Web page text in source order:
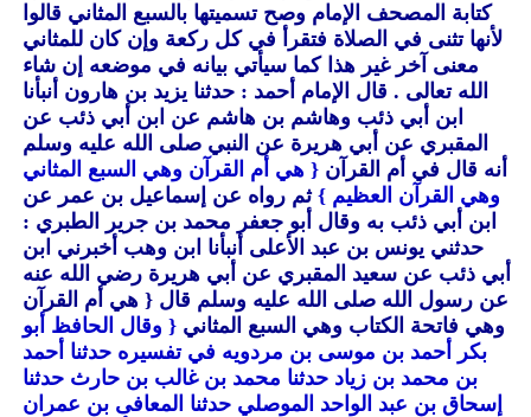
كتابة المصحف الإمام وصح تسميتها بالسبع المثاني قالوا
لأنها تثنى في الصلاة فتقرأ في كل ركعة وإن كان للمثاني
معنى آخر غير هذا كما سيأتي بيانه في موضعه إن شاء
الله تعالى . قال الإمام أحمد : حدثنا يزيد بن هارون أنبأنا
ابن أبي ذئب وهاشم بن هاشم عن ابن أبي ذئب عن
المقبري عن أبي هريرة عن النبي صلى الله عليه وسلم
أنه قال في أم القرآن { هي أم القرآن وهي السبع المثاني
وهي القرآن العظيم } ثم رواه عن إسماعيل بن عمر عن
ابن أبي ذئب به وقال أبو جعفر محمد بن جرير الطبري :
حدثني يونس بن عبد الأعلى أنبأنا ابن وهب أخبرني ابن
أبي ذئب عن سعيد المقبري عن أبي هريرة رضي الله عنه
عن رسول الله صلى الله عليه وسلم قال { هي أم القرآن
وهي فاتحة الكتاب وهي السبع المثاني { وقال الحافظ أبو
بكر أحمد بن موسى بن مردويه في تفسيره حدثنا أحمد
بن محمد بن زياد حدثنا محمد بن غالب بن حارث حدثنا
إسحاق بن عبد الواحد الموصلي حدثنا المعافى بن عمران